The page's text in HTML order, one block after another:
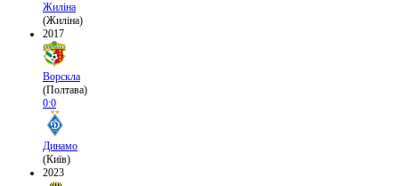
Жиліна
(Жиліна)
2017
Ворскла
(Полтава)
0:0
Динамо
(Київ)
2023